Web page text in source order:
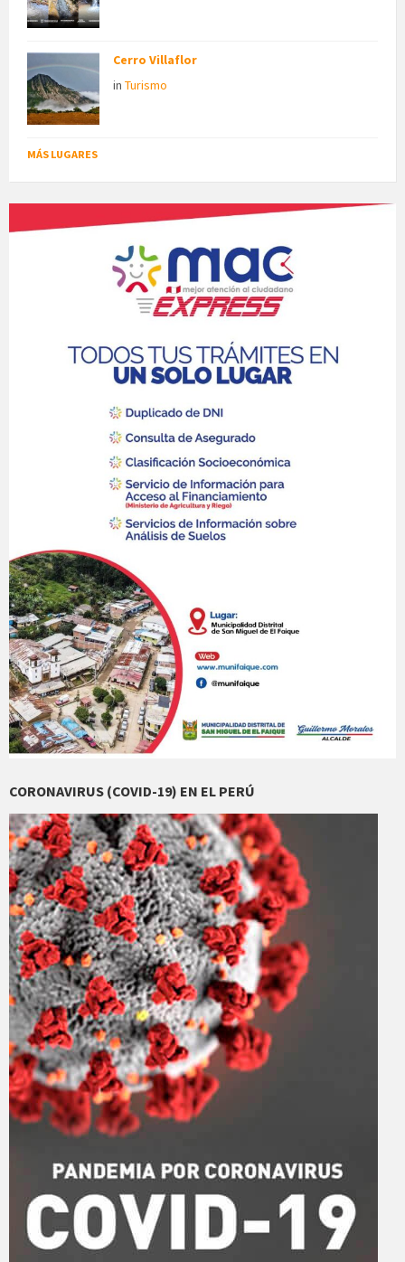
Cerro Villaflor
in Turismo
MÁS LUGARES
CORONAVIRUS (COVID-19) EN EL PERÚ